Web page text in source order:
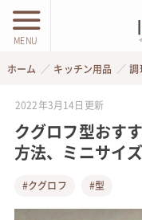
MENU
ホーム キッチン用品 調
2022年3月14日 更新
クグロフ型おす
方法、ミニサイ
#クグロフ #型